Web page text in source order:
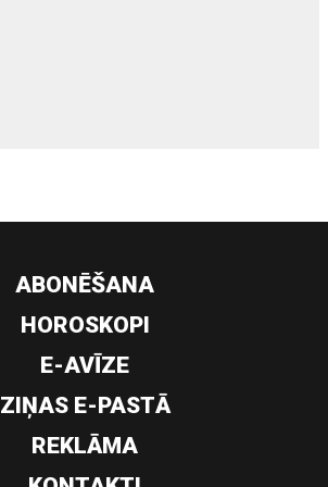
ABONĒŠANA
HOROSKOPI
E-AVĪZE
ZIŅAS E-PASTĀ
REKLĀMA